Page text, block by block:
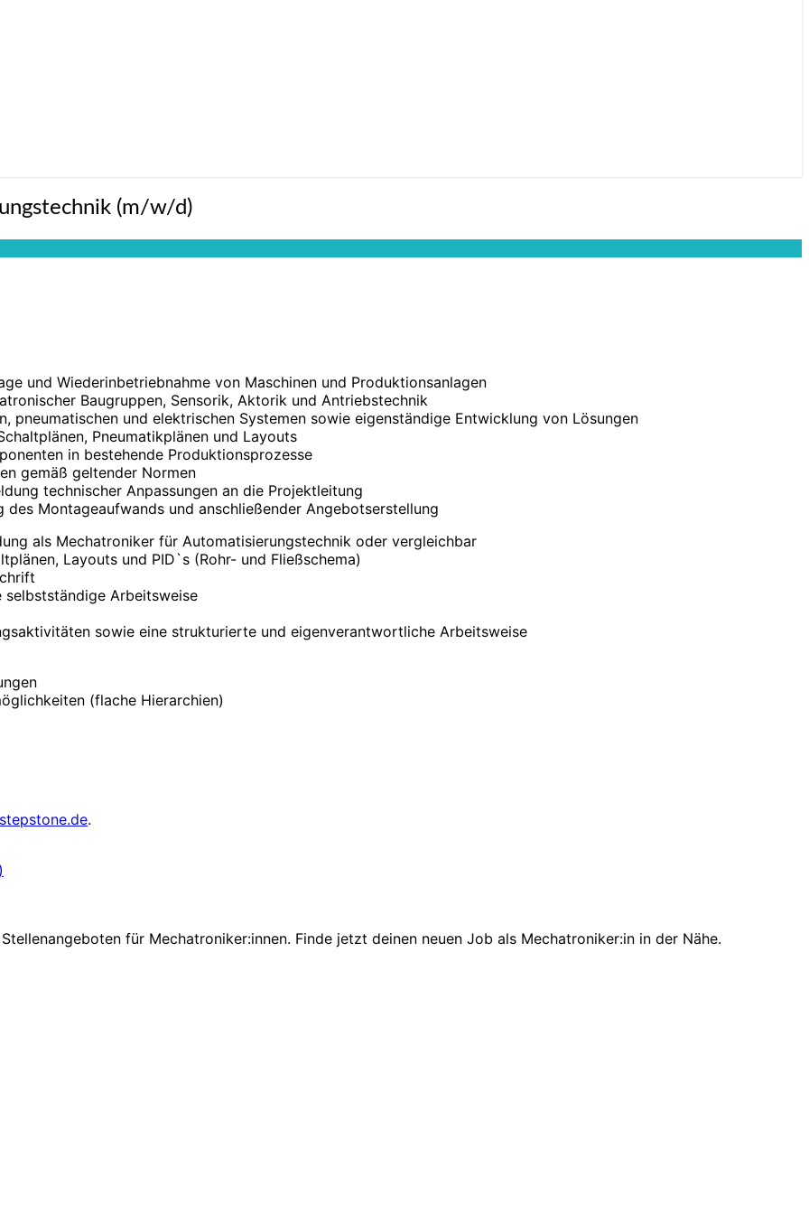
(m/w/d)
und Wiederinbetriebnahme von Maschinen und Produktionsanlagen
Baugruppen, Sensorik, Aktorik und Antriebstechnik
pneumatischen und elektrischen Systemen sowie eigenständige Entwicklung von Lösungen
Pneumatikplänen und Layouts
in bestehende Produktionsprozesse
gemäß geltender Normen
technischer Anpassungen an die Projektleitung
Montageaufwands und anschließender Angebotserstellung
als Mechatroniker für Automatisierungstechnik oder vergleichbar
Layouts und PID`s (Rohr- und Fließschema)
selbstständige Arbeitsweise
sowie eine strukturierte und eigenverantwortliche Arbeitsweise
(flache Hierarchien)
.
für Mechatroniker:innen. Finde jetzt deinen neuen Job als Mechatroniker:in in der Nähe.